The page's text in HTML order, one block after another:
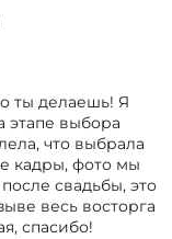
ты делаешь! Я
этапе выбора
что выбрала
кадры, фото мы
свадьбы, это
весь восторга
спасибо!